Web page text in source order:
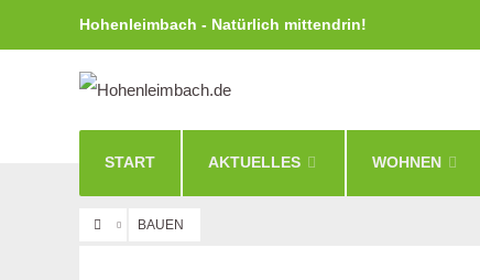
Hohenleimbach - Natürlich mittendrin!
START AKTUELLES WOHNEN
BAUEN